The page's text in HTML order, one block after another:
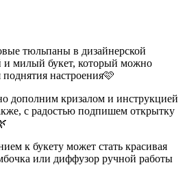
тюльпаны в дизайнерской
милый букет, который можно
поднятия настроения🩷
дополним кризалом и инструкцией
с радостью подпишем открытку
к букету может стать красивая
или диффузор ручной работы